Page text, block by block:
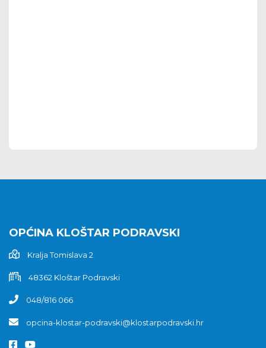
OPĆINA KLOŠTAR PODRAVSKI
Kralja Tomislava 2
48362 Kloštar Podravski
048/816 066
opcina-klostar-podravski@klostarpodravski.hr